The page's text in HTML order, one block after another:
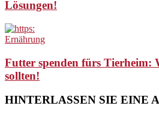
Lösungen!
Ernährung
Futter spenden fürs Tierheim:
sollten!
HINTERLASSEN SIE EINE